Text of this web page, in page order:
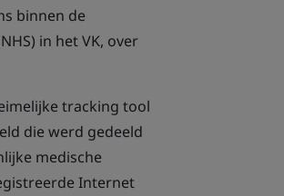
binnen de
in het VK, over
tracking tool
die werd gedeeld
medische
Internet